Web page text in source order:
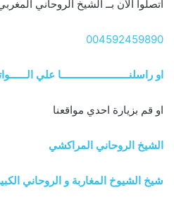
اتصلوا الآن بــ الشيخ الروحاني
004592459890
او راسلنــــــــــــــــــــــــا علي
او قم بزيارة احدي مواقعنا
الشيخ الروحاني المراكشي
شيخ الشيوخ المغاربة و الروحاني